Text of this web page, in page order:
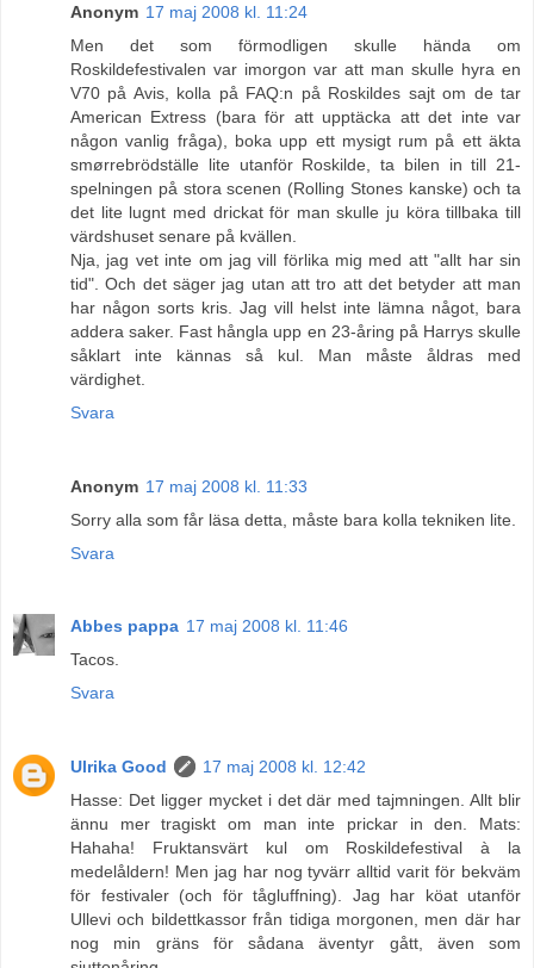
Anonym 17 maj 2008 kl. 11:24
Men det som förmodligen skulle hända om
Roskildefestivalen var imorgon var att man skulle hyra en
V70 på Avis, kolla på FAQ:n på Roskildes sajt om de tar
American Extress (bara för att upptäcka att det inte var
någon vanlig fråga), boka upp ett mysigt rum på ett äkta
smørrebrödställe lite utanför Roskilde, ta bilen in till 21-
spelningen på stora scenen (Rolling Stones kanske) och ta
det lite lugnt med drickat för man skulle ju köra tillbaka till
värdshuset senare på kvällen.
Nja, jag vet inte om jag vill förlika mig med att "allt har sin
tid". Och det säger jag utan att tro att det betyder att man
har någon sorts kris. Jag vill helst inte lämna något, bara
addera saker. Fast hångla upp en 23-åring på Harrys skulle
såklart inte kännas så kul. Man måste åldras med
värdighet.
Svara
Anonym 17 maj 2008 kl. 11:33
Sorry alla som får läsa detta, måste bara kolla tekniken lite.
Svara
Abbes pappa 17 maj 2008 kl. 11:46
Tacos.
Svara
Ulrika Good
17 maj 2008 kl. 12:42
Hasse: Det ligger mycket i det där med tajmningen. Allt blir
ännu mer tragiskt om man inte prickar in den. Mats:
Hahaha! Fruktansvärt kul om Roskildefestival à la
medelåldern! Men jag har nog tyvärr alltid varit för bekväm
för festivaler (och för tågluffning). Jag har köat utanför
Ullevi och bildettkassor från tidiga morgonen, men där har
nog min gräns för sådana äventyr gått, även som